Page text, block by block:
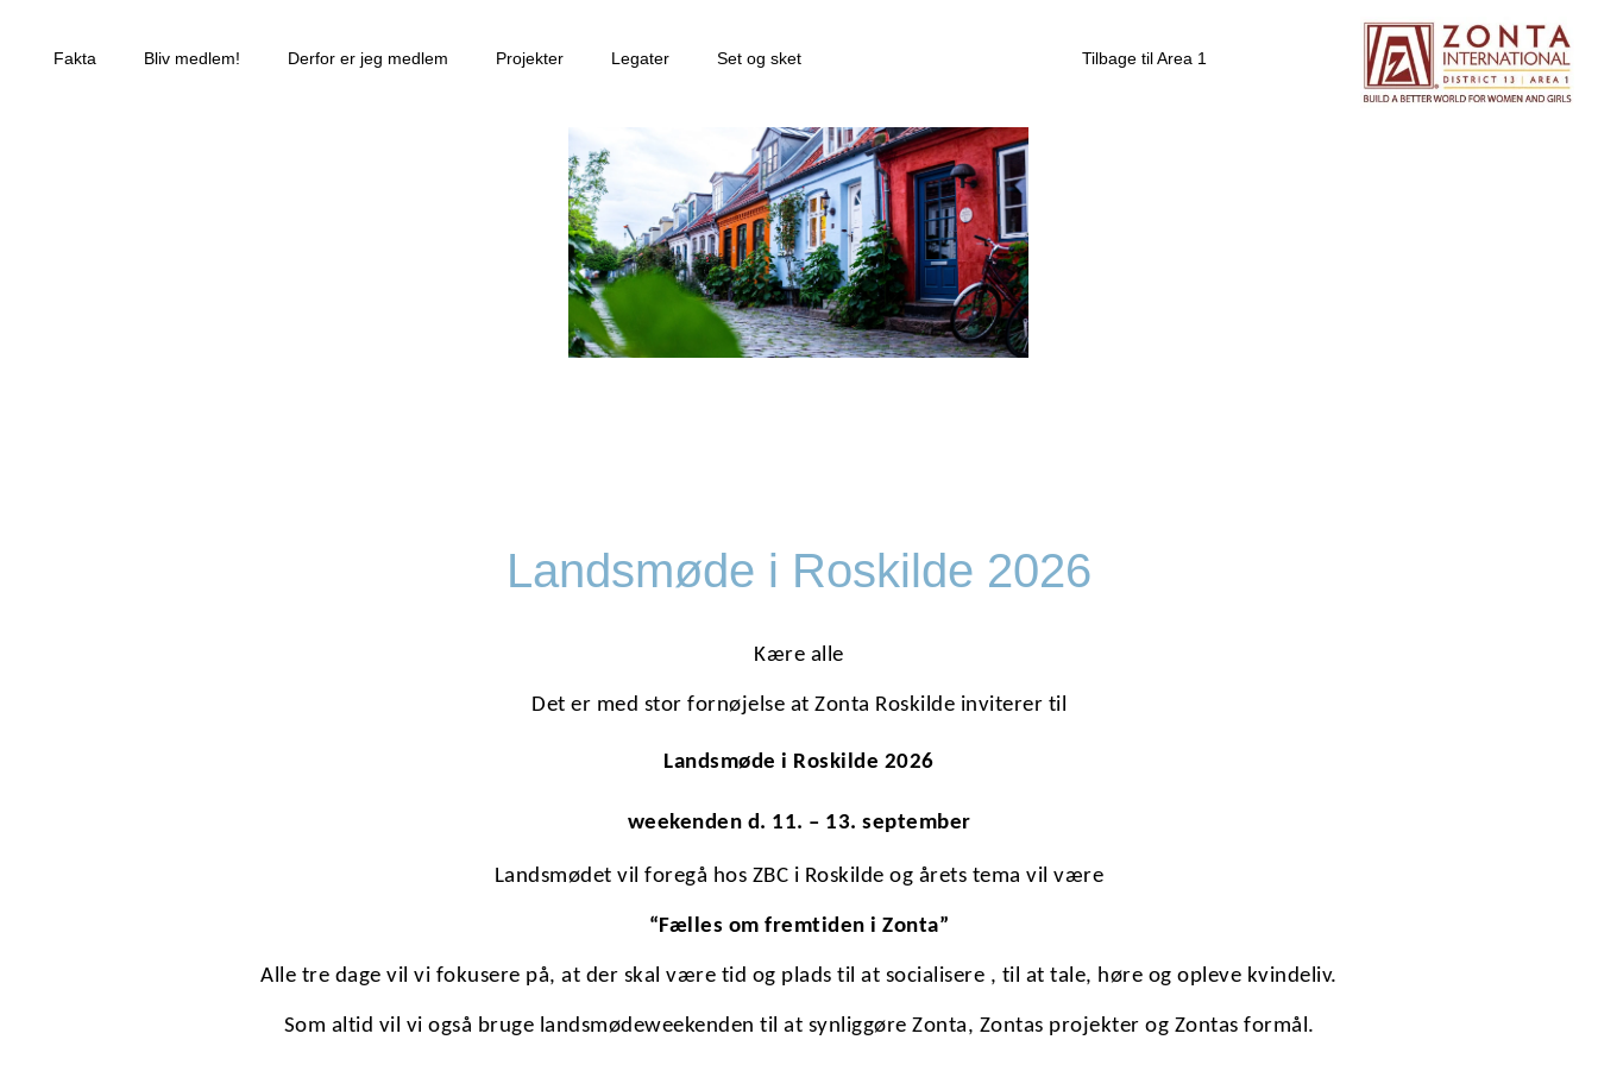
Fakta Bliv medlem! Derfor er jeg medlem Projekter Legater Set og sket Tilbage til Area 1
Landsmøde i Roskilde 2026
Kære alle
Det er med stor fornøjelse at Zonta Roskilde inviterer til
Landsmøde i Roskilde 2026
weekenden d. 11. – 13. september
Landsmødet vil foregå hos ZBC i Roskilde og årets tema vil være
“Fælles om fremtiden i Zonta”
Alle tre dage vil vi fokusere på, at der skal være tid og plads til at socialisere , til at tale, høre og opleve kvindeliv.
Som altid vil vi også bruge landsmødeweekenden til at synliggøre Zonta, Zontas projekter og Zontas formål.